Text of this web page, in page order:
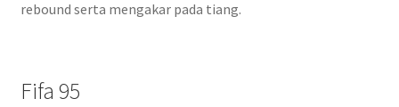
rebound serta mengakar pada tiang.
Fifa 95